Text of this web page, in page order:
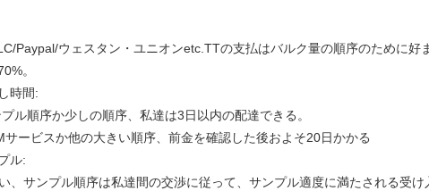
Paypal/ウェスタン・ユニオンetc.TTの支払はバルク量の順序のために好
。
時間:
プル順序か少しの順序、私達は3日以内の配達できる。
サービスか他の大きい順序、前金を確認した後およそ20日かかる
ル:
、サンプル順序は私達間の交渉に従って、サンプル適度に満たされる受け